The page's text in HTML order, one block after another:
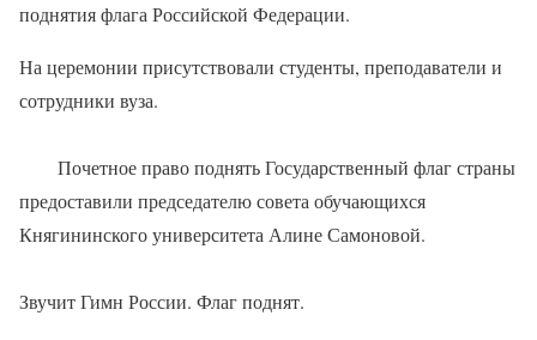
поднятия флага Российской Федерации.
На церемонии присутствовали студенты, преподаватели и
сотрудники вуза.
Почетное право поднять Государственный флаг страны
предоставили председателю совета обучающихся
Княгининского университета Алине Самоновой.
Звучит Гимн России. Флаг поднят.